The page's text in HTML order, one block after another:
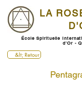
LA
École Spirituelle
d'Or -
&lt; Retour